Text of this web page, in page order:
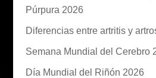
Púrpura 2026
Diferencias entre artritis y
Semana Mundial del Cerebro
Día Mundial del Riñón 2026